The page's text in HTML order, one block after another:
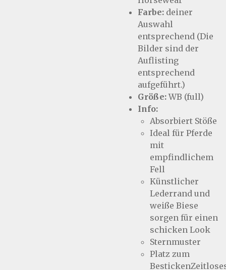
Farbe: deiner
Auswahl
entsprechend (Die
Bilder sind der
Auflisting
entsprechend
aufgeführt.)
Größe:WB (full)
Info:
Absorbiert Stöße
Ideal für Pferde
mit
empfindlichem
Fell
Künstlicher
Lederrand und
weiße Biese
sorgen für einen
schicken Look
Sternmuster
Platz zum